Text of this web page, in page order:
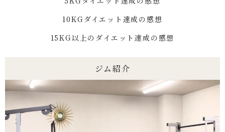
10KGダイエット達成の感想
15KG以上のダイエット達成の感想
ジム紹介